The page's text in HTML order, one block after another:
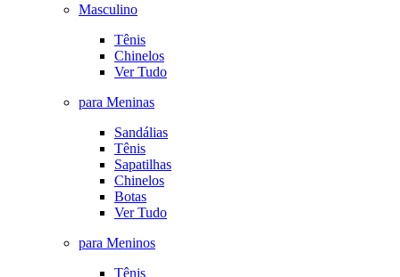
Masculino
Tênis
Chinelos
Ver Tudo
para Meninas
Sandálias
Tênis
Sapatilhas
Chinelos
Botas
Ver Tudo
para Meninos
Tênis